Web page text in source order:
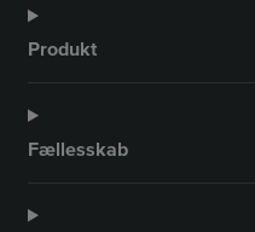
Produkt
Fællesskab